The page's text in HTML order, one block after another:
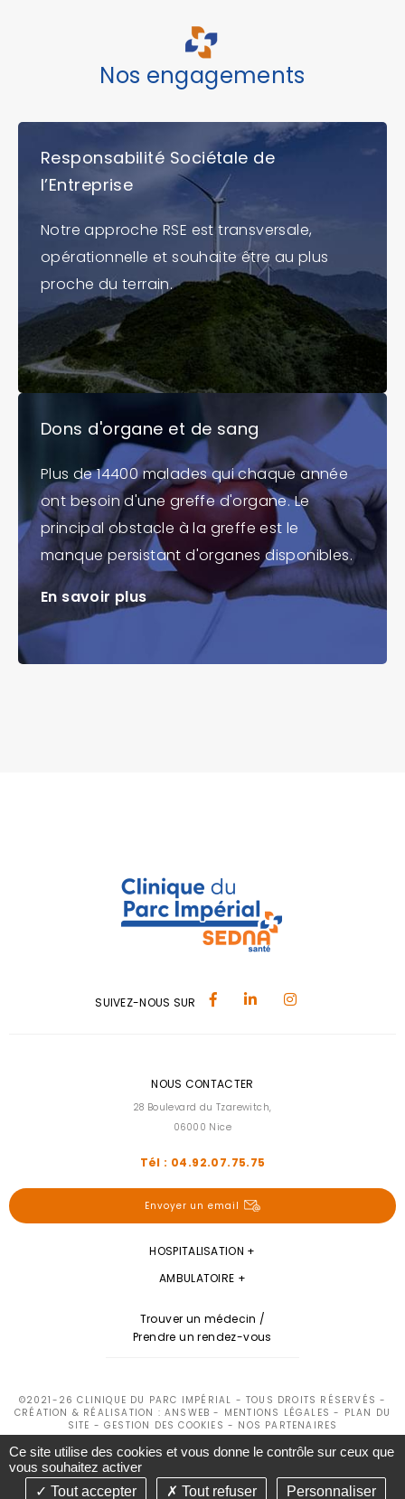
Nos engagements
Responsabilité Sociétale de
l’Entreprise
Notre approche RSE est transversale,
opérationnelle et souhaite être au plus
proche du terrain.
Dons d'organe et de sang
Plus de 14400 malades qui chaque année
ont besoin d'une greffe d'organe. Le
principal obstacle à la greffe est le
manque persistant d'organes disponibles.
En savoir plus
SUIVEZ-NOUS SUR
NOUS CONTACTER
28 Boulevard du Tzarewitch,
06000 Nice
Tél : 04.92.07.75.75
Envoyer un email
HOSPITALISATION
AMBULATOIRE
Trouver un médecin /
Prendre un rendez-vous
©2021-26 CLINIQUE DU PARC IMPÉRIAL - TOUS DROITS RÉSERVÉS -
CRÉATION & RÉALISATION : ANSWEB - MENTIONS LÉGALES - PLAN DU
SITE - GESTION DES COOKIES - NOS PARTENAIRES
Ce site utilise des cookies et vous donne le contrôle sur ceux que
vous souhaitez activer
Tout accepter
Tout refuser Personnaliser